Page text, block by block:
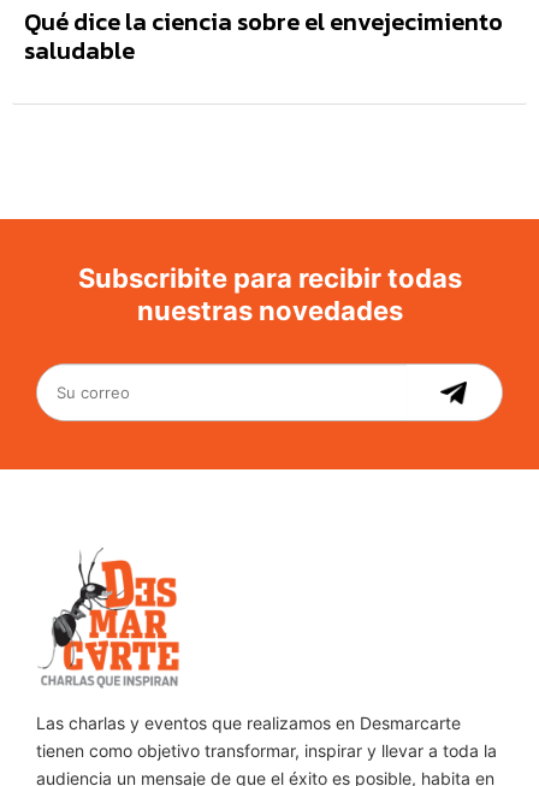
Qué dice la ciencia sobre el envejecimiento
saludable
Subscribite para recibir todas
nuestras novedades
Las charlas y eventos que realizamos en Desmarcarte
tienen como objetivo transformar, inspirar y llevar a toda la
audiencia un mensaje de que el éxito es posible, habita en